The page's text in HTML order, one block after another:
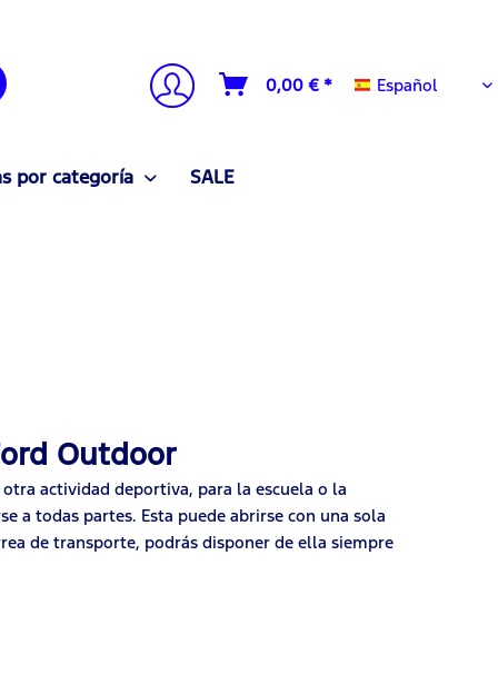
0,00 € * Español
Español
por categoría SALE
Outdoor
actividad deportiva, para la escuela o la
a todas partes. Esta puede abrirse con una sola
de transporte, podrás disponer de ella siempre